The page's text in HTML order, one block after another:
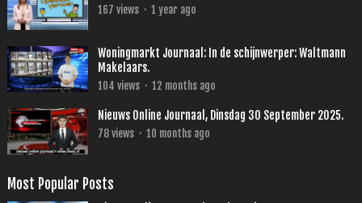
167 views · 1 year ago
Woningmarkt Journaal: In de schijnwerper: Waltmann
Makelaars.
104 views · 12 months ago
Nieuws Online Journaal, Dinsdag 30 September 2025.
78views · 10 months ago
Most Popular Posts